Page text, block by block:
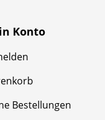
Konto
Bestellungen